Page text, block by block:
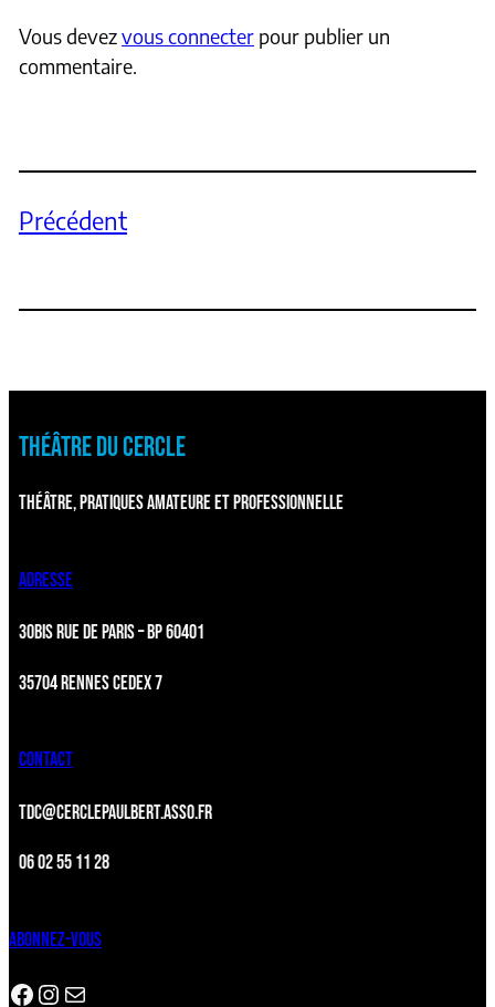
Vous devezvous connecterpour publier un
commentaire.
Précédent
THÉÂTRE DU CERCLE
THÉÂTRE, PRATIQUES AMATEURE ET PROFESSIONNELLE
ADRESSE
30BIS RUE DE PARIS – BP 60401
35704 RENNES CEDEX 7
CONTACT
TDC@CERCLEPAULBERT.ASSO.FR
06 02 55 11 28
ABONNEZ-VOUS
Facebook Instagram Newsletter